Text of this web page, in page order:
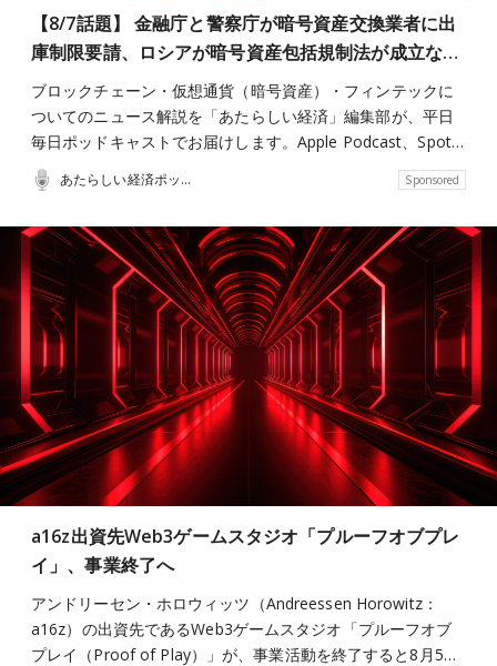
【8/7話題】 金融庁と警察庁が暗号資産交換業者に出
庫制限要請、ロシアが暗号資産包括規制法が成立な…
ブロックチェーン・仮想通貨（暗号資産）・フィンテックに
ついてのニュース解説を「あたらしい経済」編集部が、平日
毎日ポッドキャストでお届けします。Apple Podcast、Spot…
あたらしい経済ポッドキャスト Sponsored
a16z出資先Web3ゲームスタジオ「プルーフオブプレ
イ」、事業終了へ
アンドリーセン・ホロウィッツ（Andreessen Horowitz：
a16z）の出資先であるWeb3ゲームスタジオ「プルーフオブ
プレイ（Proof of Play）」が、事業活動を終了すると8月5…